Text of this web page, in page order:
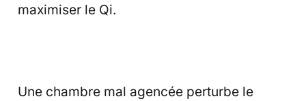
maximiser le Qi.
Une chambre mal agencée perturbe le